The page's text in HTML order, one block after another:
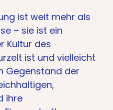
ist weit mehr als
– sie ist ein
Kultur des
ist und vielleicht
Gegenstand der
ihre